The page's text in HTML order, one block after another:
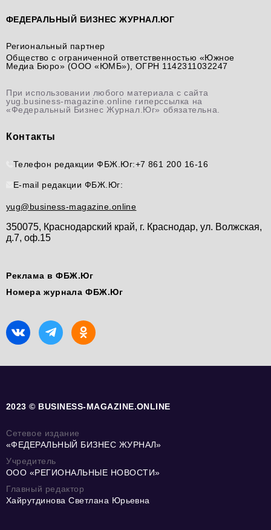
ФЕДЕРАЛЬНЫЙ БИЗНЕС ЖУРНАЛ.ЮГ
Региональный партнер
Общество с ограниченной ответственностью «Южное
Медиа Бюро» (ООО «ЮМБ»), ОГРН 1142311032247
При использовании любого материала с сайта
yug.business-magazine.online гиперссылка на
«Федеральный Бизнес Журнал.Юг» обязательна.
Контакты
Телефон редакции ФБЖ.Юг:+7 861 200 16-16
E-mail редакции ФБЖ.Юг:
yug@business-magazine.online
350075, Краснодарский край, г. Краснодар, ул. Волжская,
д.7, оф.15
Реклама в ФБЖ.Юг
Номера журнала ФБЖ.Юг
2023 © BUSINESS-MAGAZINE.ONLINE
Сетевое издание
«ФЕДЕРАЛЬНЫЙ БИЗНЕС ЖУРНАЛ»
Учредитель
ООО «РЕГИОНАЛЬНЫЕ НОВОСТИ»
Главный редактор
Хайрутдинова Светлана Юрьевна